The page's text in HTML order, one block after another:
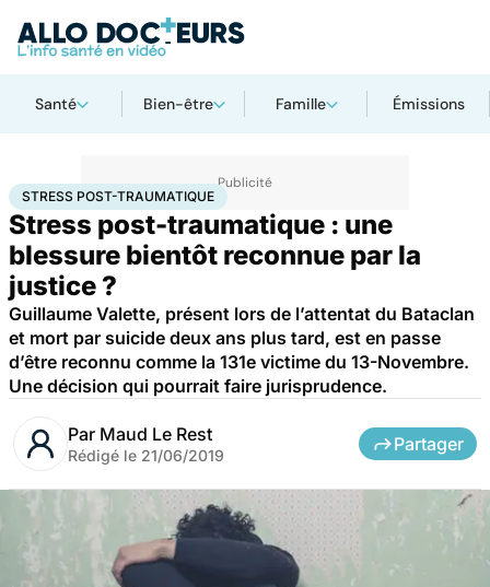
Santé Bien-être Famille Émissions
AccueilSantéSociétéJusticeStress post-traumatique
STRESS POST-TRAUMATIQUE
Stress post-traumatique : une
blessure bientôt reconnue par la
justice ?
Guillaume Valette, présent lors de l’attentat du Bataclan
et mort par suicide deux ans plus tard, est en passe
d’être reconnu comme la 131e victime du 13-Novembre.
Une décision qui pourrait faire jurisprudence.
Par Maud Le Rest
Rédigé le 21/06/2019
Partager